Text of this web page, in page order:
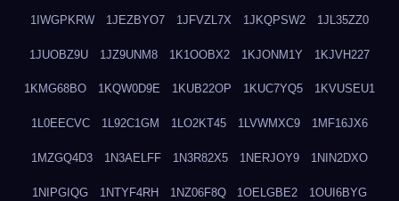
1IWGPKRW 1JEZBYO7 1JFVZL7X 1JKQPSW2 1JL35ZZ0
1JUOBZ9U 1JZ9UNM8 1K1OOBX2 1KJONM1Y 1KJVH227
1KMG68BO 1KQW0D9E 1KUB22OP 1KUC7YQ5 1KVUSEU1
1L0EECVC 1L92C1GM 1LO2KT45 1LVWMXC9 1MF16JX6
1MZGQ4D3 1N3AELFF 1N3R82X5 1NERJOY9 1NIN2DXO
1NIPGIQG 1NTYF4RH 1NZ06F8Q 1OELGBE2 1OUI6BYG